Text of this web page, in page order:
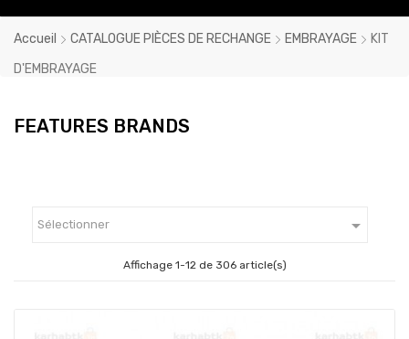
250DT D'ACHATS
Accueil CATALOGUE PIÈCES DE RECHANGE EMBRAYAGE
KIT
D'EMBRAYAGE
FEATURES BRANDS
Sélectionner 
Affichage 1-12 de 306 article(s)